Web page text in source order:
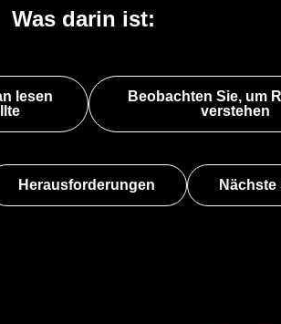
Was darin ist:
lesen
Beobachten Sie, um
verstehen
Herausforderungen